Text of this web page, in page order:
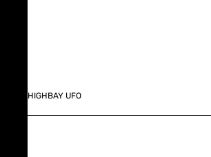
HIGHBAY UFO